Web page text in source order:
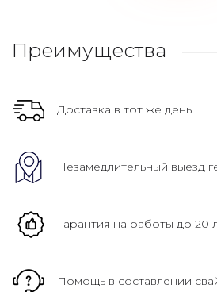
Преимущества
Доставка в тот же день
Незамедлительный выезд
Гарантия на работы до 20
Помощь в составлении